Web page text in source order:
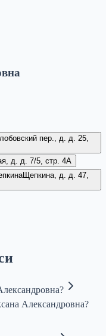
пер., д. д. 25,
д. д. 7/5, стр. 4А
Щепкина, д. д. 47,
Александровна?